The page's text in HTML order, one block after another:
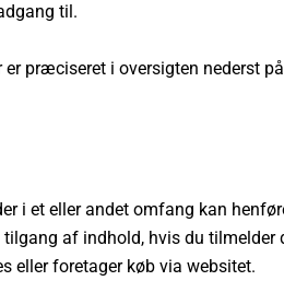
til.
præciseret i oversigten nederst
i et eller andet omfang kan
af indhold, hvis du tilmelder
eller foretager køb via websitet.